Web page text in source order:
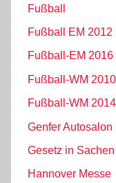
Fußball
Fußball EM 2012
Fußball-EM 2016
Fußball-WM 2010
Fußball-WM 2014
Genfer Autosalon
Gesetz in
Hannover Messe